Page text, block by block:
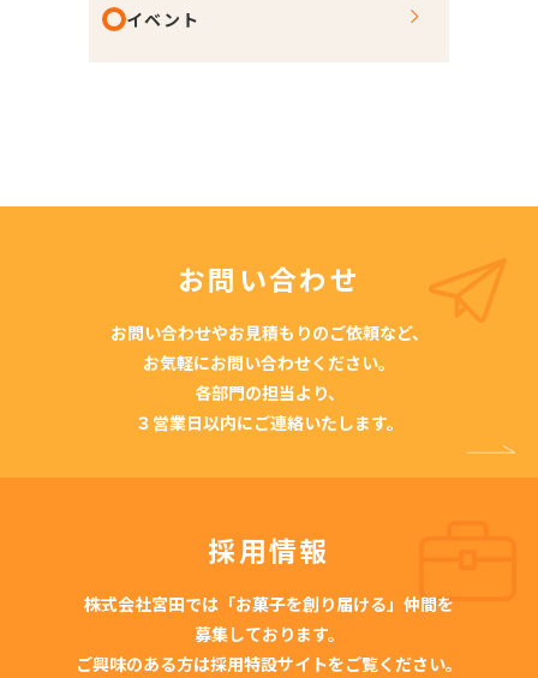
イベント
お問い合わせ
お問い合わせやお見積もりのご依頼など、
お気軽にお問い合わせください。
各部門の担当より、
３営業日以内にご連絡いたします。
採用情報
株式会社宮田では「お菓子を創り届ける」仲間を
募集しております。
ご興味のある方は採用特設サイトをご覧ください。